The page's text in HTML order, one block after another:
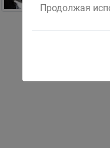
Продолжая